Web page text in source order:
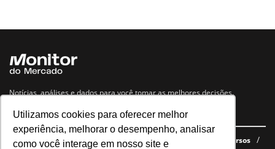
Utilizamos cookies para oferecer melhor
experiência, melhorar o desempenho, analisar
como você interage em nosso site e
Notícias, análises e dados para você tomar as melhores decisões.
Navegue no site
Últimas notícias Quem somos E-books gratuitos
Cursos